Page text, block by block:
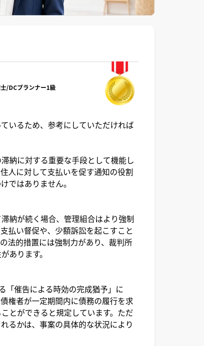
/DCプランナー1級
いるため、参考にしていただければ
納に対する重要な手段として機能し
人に対して支払いを促す通知の役割
ではありません。
納が続く場合、管理組合はより強制
払い督促や、少額訴訟を起こすこと
法的措置には強制力があり、裁判所
あります。
「催告による時効の完成猶予」に
権者が一定期間内に債務の履行を求
とができると規定しています。ただ
るかは、事案の具体的な状況により